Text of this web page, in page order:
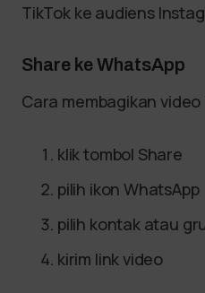
TikTok ke audiens
Share ke WhatsApp
Cara membagikan
klik tombol Share
pilih ikon WhatsApp
pilih kontak atau
kirim link video